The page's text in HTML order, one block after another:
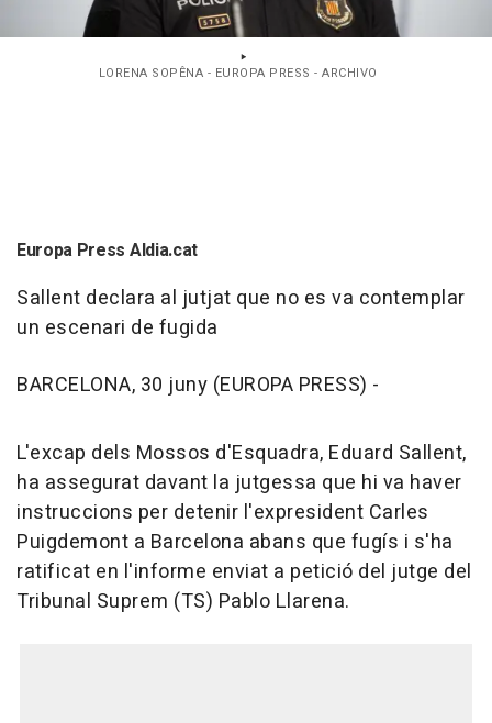
LORENA SOPÊNA - EUROPA PRESS - ARCHIVO
Europa Press Aldia.cat
Sallent declara al jutjat que no es va contemplar
un escenari de fugida
BARCELONA, 30 juny (EUROPA PRESS) -
L'excap dels Mossos d'Esquadra, Eduard Sallent,
ha assegurat davant la jutgessa que hi va haver
instruccions per detenir l'expresident Carles
Puigdemont a Barcelona abans que fugís i s'ha
ratificat en l'informe enviat a petició del jutge del
Tribunal Suprem (TS) Pablo Llarena.